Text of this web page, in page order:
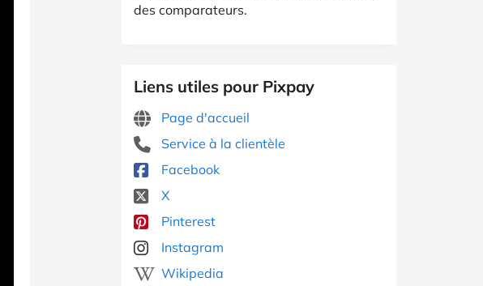
des comparateurs.
Liens utiles pour Pixpay
Page d'accueil
Service à la clientèle
Facebook
X
Pinterest
Instagram
Wikipedia